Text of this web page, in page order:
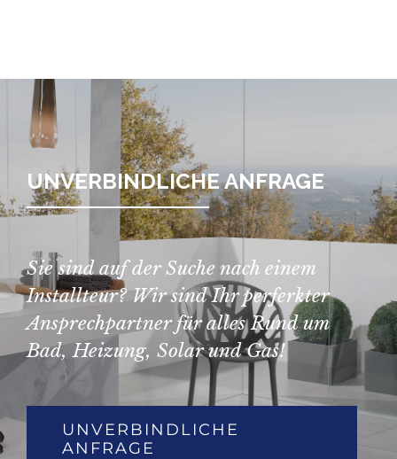
UNVERBINDLICHE ANFRAGE
Sie sind auf der Suche nach einem
Installteur? Wir sind Ihr perferkter
Ansprechpartner für alles Rund um
Bad, Heizung, Solar und Gas!
UNVERBINDLICHE
ANFRAGE